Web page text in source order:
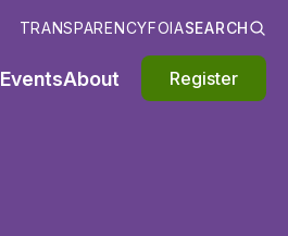
TRANSPARENCYFOIASEARCH
EventsAbout Register